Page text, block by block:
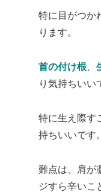
特に目がつか
ります。
首の付け根
り気持ちいい
特に生え際す
持ちいいです。
難点は、肩が
ジすら辛いこ